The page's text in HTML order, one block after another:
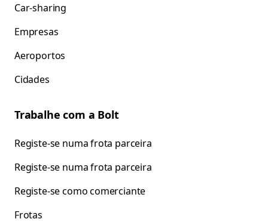
Car-sharing
Empresas
Aeroportos
Cidades
Trabalhe com a Bolt
Registe-se numa frota parceira
Registe-se numa frota parceira
Registe-se como comerciante
Frotas